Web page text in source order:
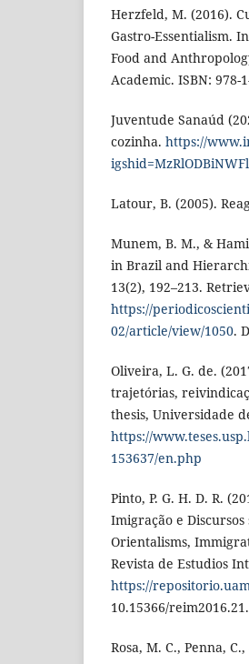
Herzfeld, M. (2016).
Gastro-Essentialism.
Food and
Academic. ISBN: 978-
Juventude Sanaúd
cozinha. https://
Latour, B. (2005).
Munem, B. M., &
in Brazil and
13(2), 192–213.
https://
02/article/view/1050.
Oliveira, L. G. de.
trajetórias,
thesis, Universidade
https://
153637/en.php
Pinto, P. G. H. D. R.
Imigração e
Orientalisms,
Revista de Estudios
https://
10.15366/
Rosa, M. C., Penna,